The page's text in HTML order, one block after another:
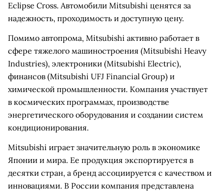
Eclipse Cross. Автомобили Mitsubishi ценятся за
надежность, проходимость и доступную цену.
Помимо автопрома, Mitsubishi активно работает в
сфере тяжелого машиностроения (Mitsubishi Heavy
Industries), электроники (Mitsubishi Electric),
финансов (Mitsubishi UFJ Financial Group) и
химической промышленности. Компания участвует
в космических программах, производстве
энергетического оборудования и создании систем
кондиционирования.
Mitsubishi играет значительную роль в экономике
Японии и мира. Ее продукция экспортируется в
десятки стран, а бренд ассоциируется с качеством и
инновациями. В России компания представлена